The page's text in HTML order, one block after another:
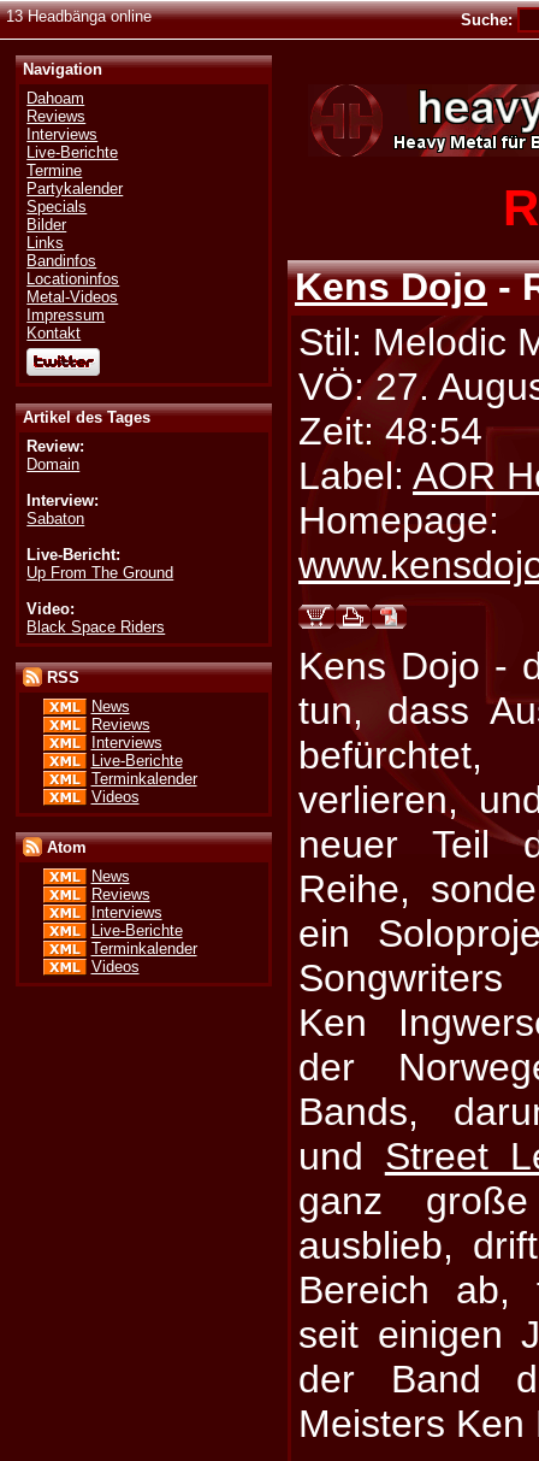
13 Headbänga online Suche:
Navigation
Dahoam
Reviews
Interviews
Live-Berichte
Termine
Partykalender
Specials
Bilder
Links
Bandinfos
Locationinfos
Metal-Videos
Impressum
Kontakt
Artikel des Tages
Review:
Domain
Interview:
Sabaton
Live-Bericht:
Up From The Ground
Video:
Black Space Riders
RSS
News
Reviews
Interviews
Live-Berichte
Terminkalender
Videos
Atom
News
Reviews
Interviews
Live-Berichte
Terminkalender
Videos
Kens Dojo-
Stil: Melodic
VÖ: 27.
Zeit: 48:54
Label:AOR
Homepage:
Kens Dojo -
tun, dass
verlieren,
neuer Teil
Reihe,
ein
Ken
der
Bands,
und Street
ganz
ausblieb,
Bereich ab,
seit einigen
der Band
Meisters Ken